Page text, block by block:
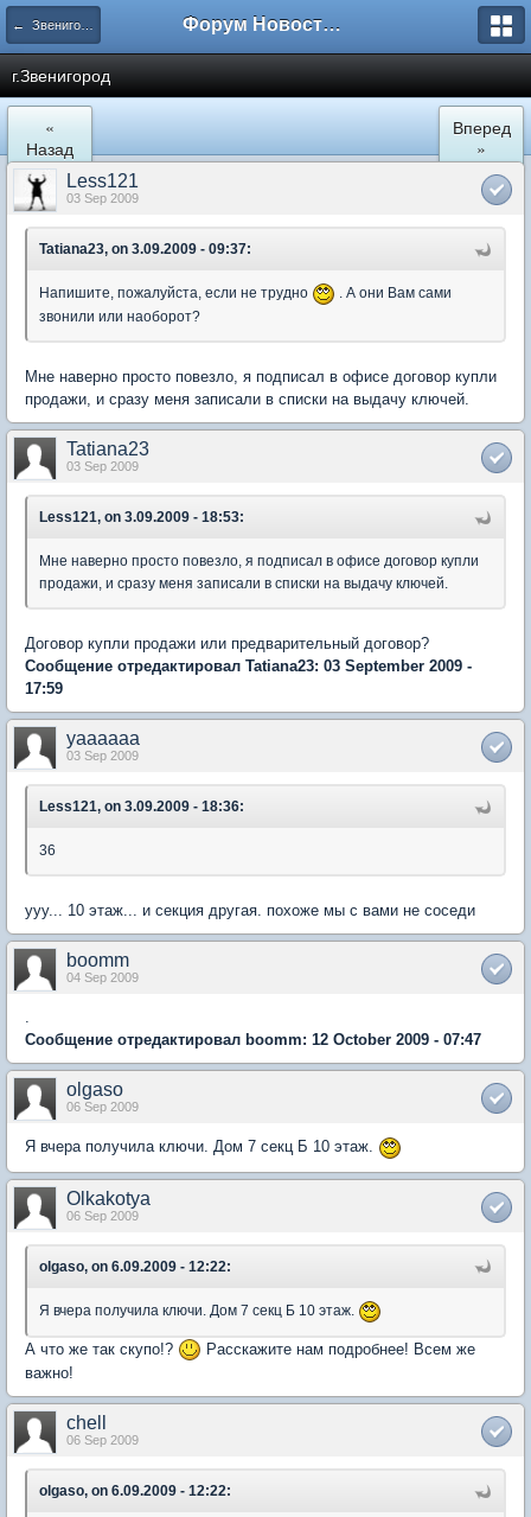
← Звенигород Форум Новостройки
г.Звенигород
«
Назад
Вперед
»
Less121
03 Sep 2009
Tatiana23, on 3.09.2009 - 09:37:
Напишите, пожалуйста, если не трудно
. А они Вам сами
звонили или наоборот?
Мне наверно просто повезло, я подписал в офисе договор купли
продажи, и сразу меня записали в списки на выдачу ключей.
Tatiana23
03 Sep 2009
Less121, on 3.09.2009 - 18:53:
Мне наверно просто повезло, я подписал в офисе договор купли
продажи, и сразу меня записали в списки на выдачу ключей.
Договор купли продажи или предварительный договор?
Сообщение отредактировал Tatiana23: 03 September 2009 -
17:59
yaaaaaa
03 Sep 2009
Less121, on 3.09.2009 - 18:36:
36
ууу... 10 этаж... и секция другая. похоже мы с вами не соседи
boomm
04 Sep 2009
.
Сообщение отредактировал boomm: 12 October 2009 - 07:47
olgaso
06 Sep 2009
Я вчера получила ключи. Дом 7 секц Б 10 этаж.
Olkakotya
06 Sep 2009
olgaso, on 6.09.2009 - 12:22:
Я вчера получила ключи. Дом 7 секц Б 10 этаж.
А что же так скупо!?
Расскажите нам подробнее! Всем же
важно!
chell
06 Sep 2009
olgaso, on 6.09.2009 - 12:22: